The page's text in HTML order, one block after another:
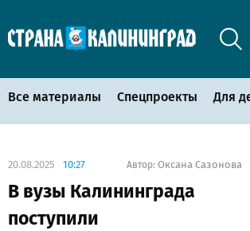
Все материалы Спецпроекты Для
20.08.2025 10:27 Автор: Оксана Сазонова
В вузы Калининграда
поступили